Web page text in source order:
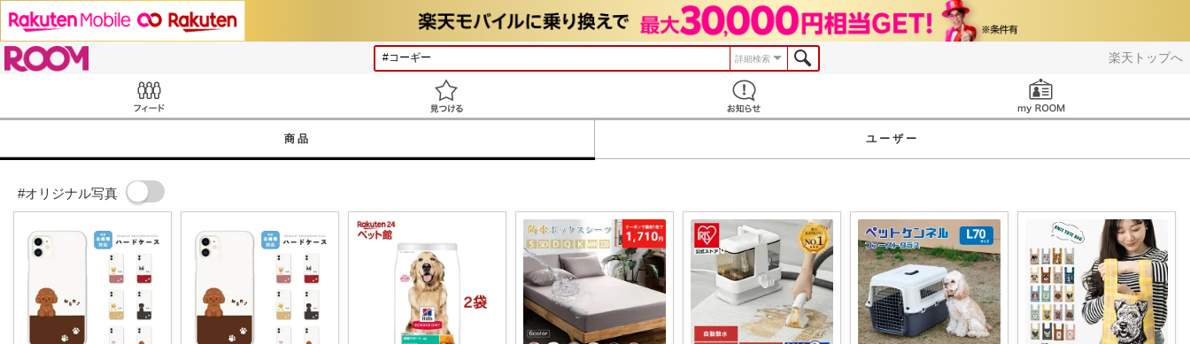
楽天トップへ
詳細検索
商品 ユーザー
#オリジナル写真